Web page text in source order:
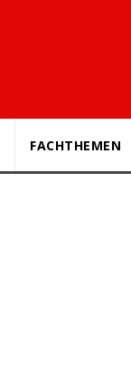
FACHTHEMEN